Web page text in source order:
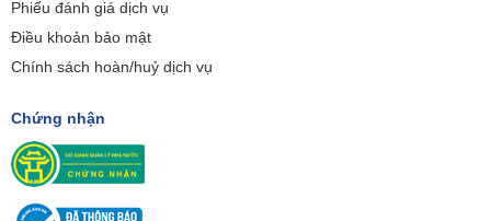
Phiếu đánh giá dịch vụ
Điều khoản bảo mật
Chính sách hoàn/huỷ dịch vụ
Chứng nhận